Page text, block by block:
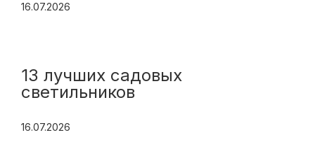
16.07.2026
13 лучших садовых
светильников
16.07.2026